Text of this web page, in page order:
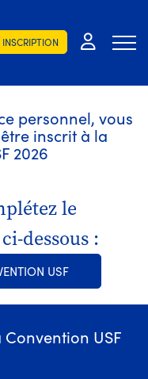
INSCRIPTION
personnel, vous
inscrit à la
2026
le
dessous :
USF
USF